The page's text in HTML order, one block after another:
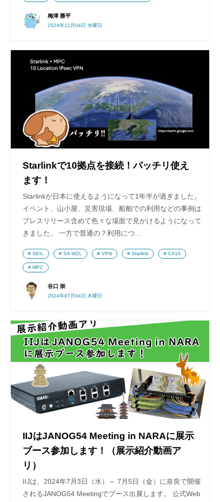
梅津 勝平
2024年12月04日 水曜日
Starlinkで10拠点を接続！バッチリ使え
ます！
Starlinkが日本に使えるようになって1年半が過ぎました。
イベント、山小屋、災害現場、船舶での利用などの事例は
プレスリリース含めて色々な場面で見かけるようになって
きました。 一方で普通の？利用につ…
谷口 崇
2024年07月04日 木曜日
SEIL SA-W2L VPN Starlink CA10
MPC
IIJはJANOG54 Meeting in NARAに展示
ブース参加します！（展示紹介動画ア
リ）
IIJは、2024年7月3日（水）～ 7月5日（金）に奈良で開催
されるJANOG54 Meetingでブース出展します。 公式Web